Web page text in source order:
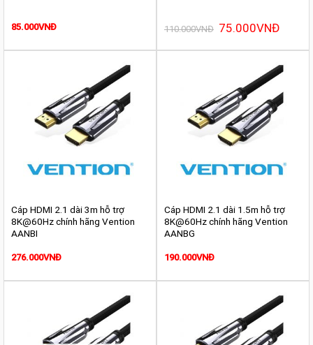
85.000VNĐ 110.000VNĐ Giá
gốc
110.000VNĐ.
75.000VNĐGiá
là:
Cáp HDMI 2.1 dài 3m hỗ trợ
8K@60Hz chính hãng Vention
AANBI
276.000VNĐ
Cáp HDMI 2.1 dài 1.5m hỗ trợ
8K@60Hz chính hãng Vention
AANBG
190.000VNĐ